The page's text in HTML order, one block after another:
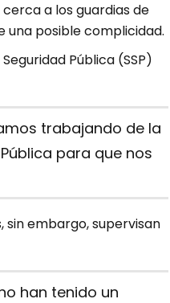
a los guardias de
una posible complicidad.
Pública (SSP)
trabajando de la
para que nos
embargo, supervisan
han tenido un